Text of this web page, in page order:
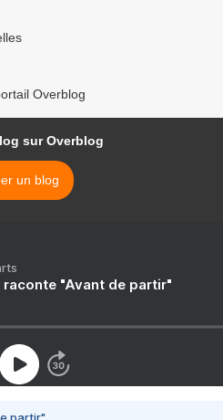
Overblog
sur Overblog
un blog
raconte "Avant de partir"